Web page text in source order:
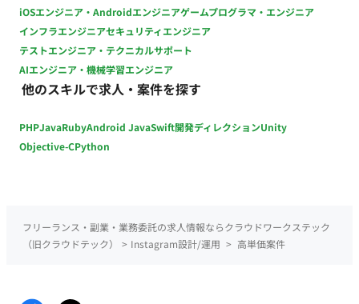
iOSエンジニア・Androidエンジニアゲームプログラマ・エンジニア
インフラエンジニアセキュリティエンジニア
テストエンジニア・テクニカルサポート
AIエンジニア・機械学習エンジニア
他のスキルで求人・案件を探す
PHPJavaRubyAndroid JavaSwift開発ディレクションUnity
Objective-CPython
フリーランス・副業・業務委託の求人情報ならクラウドワークステック
（旧クラウドテック）
> Instagram設計/運用 > 高単価案件